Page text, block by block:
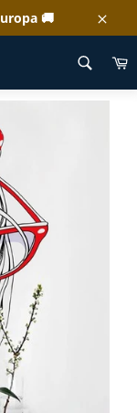
🚚
PFERD